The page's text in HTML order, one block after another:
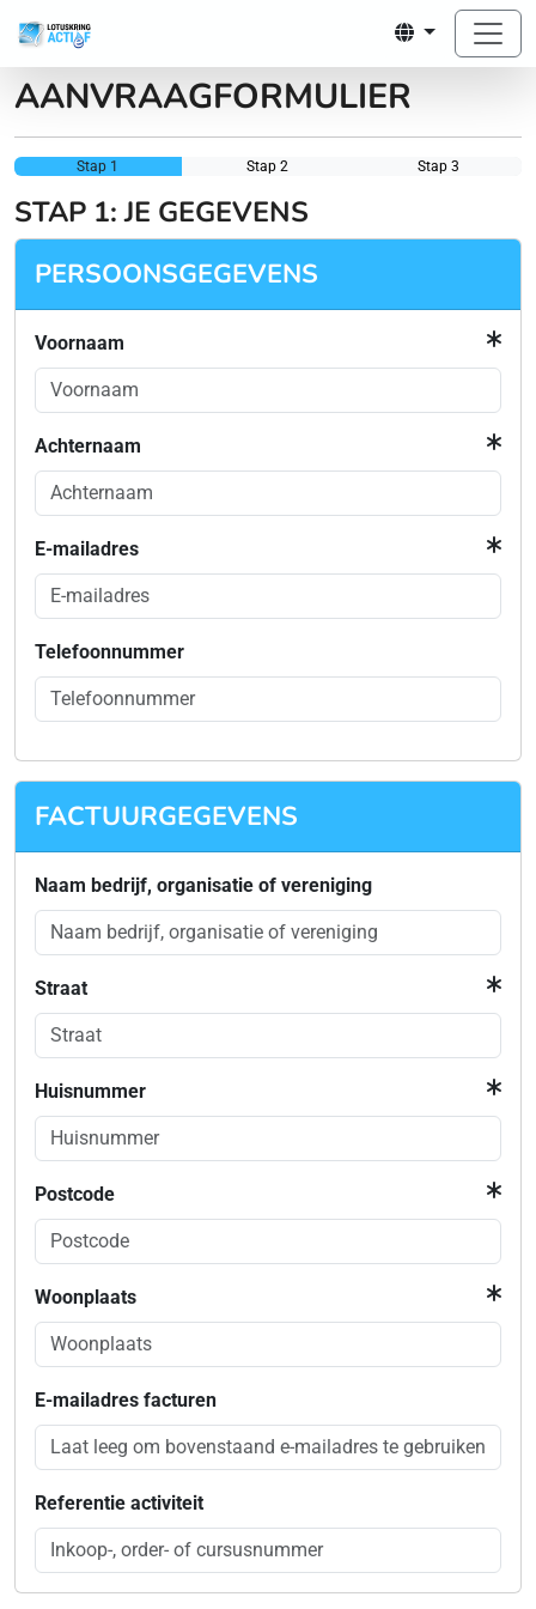
AANVRAAGFORMULIER
Stap 1 Stap 2 Stap 3
STAP 1: JE GEGEVENS
PERSOONSGEGEVENS
Voornaam
Achternaam
E-mailadres
Telefoonnummer
FACTUURGEGEVENS
Naam bedrijf, organisatie of vereniging
Straat
Huisnummer
Postcode
Woonplaats
E-mailadres facturen
Referentie activiteit